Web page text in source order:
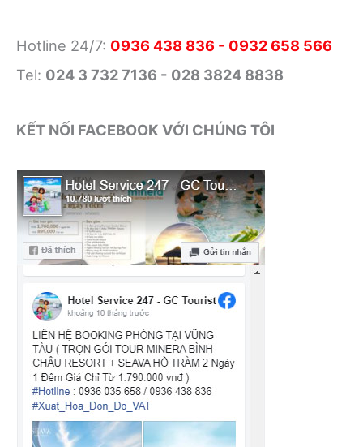
Hotline 24/7: 0936 438 836 - 0932 658 566
Tel: 024 3 732 7136 - 028 3824 8838
KẾT NỐI FACEBOOK VỚI CHÚNG TÔI